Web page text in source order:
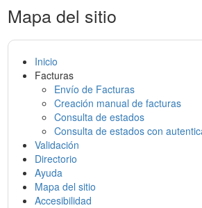
Mapa del sitio
Inicio
Facturas
Envío de Facturas
Creación manual de facturas
Consulta de estados
Consulta de estados con
Validación
Directorio
Ayuda
Mapa del sitio
Accesibilidad